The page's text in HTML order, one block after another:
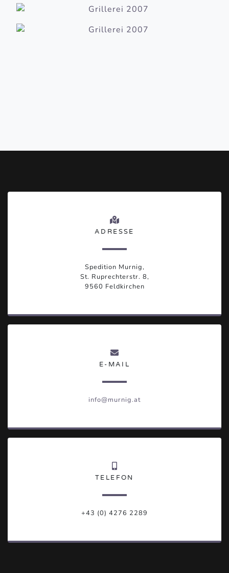
ADRESSE
Spedition Murnig,
St. Ruprechterstr. 8,
9560 Feldkirchen
E-MAIL
info@murnig.at
TELEFON
+43 (0) 4276 2289